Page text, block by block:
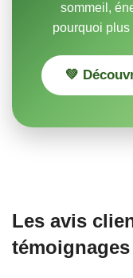
sommeil,
pourquoi plus
💚
Les avis